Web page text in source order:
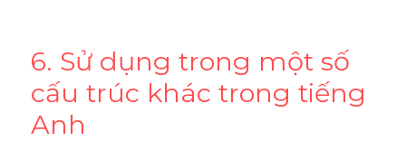
6. Sử dụng trong một số
cấu trúc khác trong tiếng
Anh